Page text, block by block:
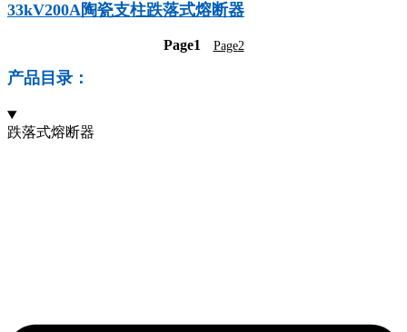
33kV200A陶瓷支柱跌落式熔断器
Page1 Page2
产品目录：
跌落式熔断器